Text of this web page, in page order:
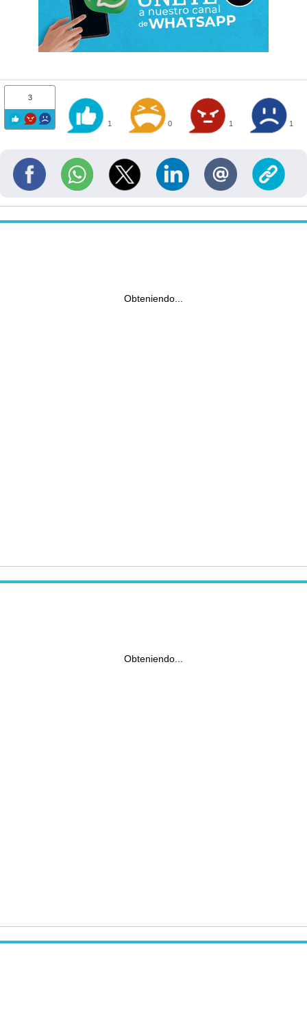
3
1 0 1 1
Obteniendo...
Obteniendo...